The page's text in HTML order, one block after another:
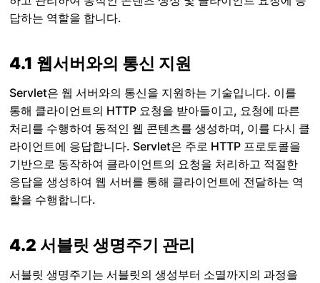
답하는 역할을 합니다.
4.1 웹서버와의 통신 지원
Servlet은 웹 서버와의 통신을 지원하는 기술입니다. 이를
통해 클라이언트의 HTTP 요청을 받아들이고, 요청에 따른
처리를 수행하여 동적인 웹 콘텐츠를 생성하며, 이를 다시 클
라이언트에 응답합니다. Servlet은 주로 HTTP 프로토콜을
기반으로 동작하여 클라이언트의 요청을 처리하고 적절한
응답을 생성하여 웹 서버를 통해 클라이언트에 전달하는 역
할을 수행합니다.
4.2 서블릿 생명주기 관리
서블릿 생명주기는 서블릿의 생성부터 소멸까지의 과정을